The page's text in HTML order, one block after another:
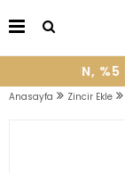
OLUN, %5
Anasayfa Zincir Ekle